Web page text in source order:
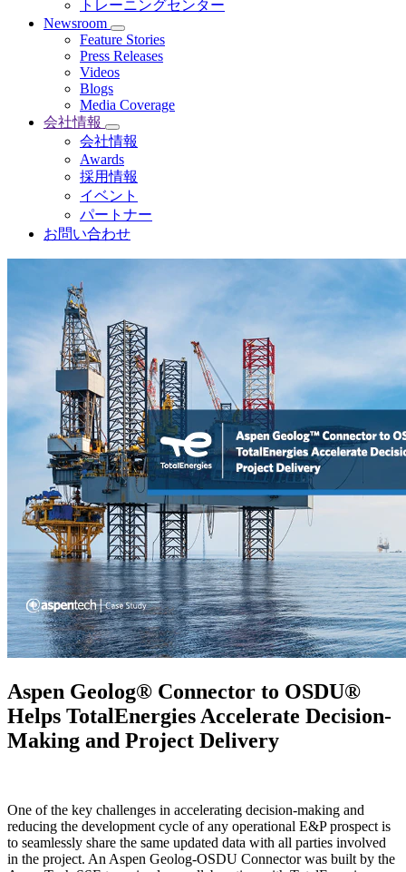
トレーニングセンター
Newsroom
Feature Stories
Press Releases
Videos
Blogs
Media Coverage
会社情報
会社情報
Awards
採用情報
イベント
パートナー
お問い合わせ
Aspen Geolog® Connector to OSDU®
Helps TotalEnergies Accelerate Decision-
Making and Project Delivery
One of the key challenges in accelerating decision-making and
reducing the development cycle of any operational E&P prospect is
to seamlessly share the same updated data with all parties involved
in the project. An Aspen Geolog-OSDU Connector was built by the